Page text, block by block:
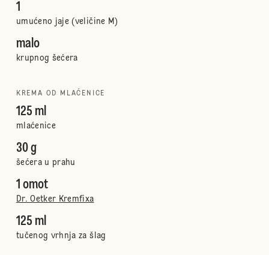
1
umućeno jaje (veličine M)
malo
krupnog šećera
KREMA OD MLAĆENICE
125 ml
mlaćenice
30 g
šećera u prahu
1 omot
Dr. Oetker Kremfixa
125 ml
tučenog vrhnja za šlag